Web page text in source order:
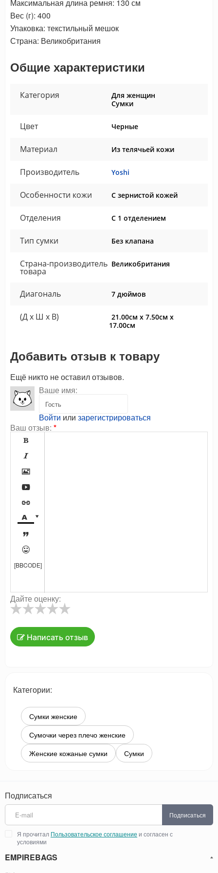
Максимальная длина ремня: 130 см
Вес (г): 400
Упаковка: текстильный мешок
Страна: Великобритания
Общие характеристики
Категория
Для женщин
Сумки
Цвет Черные
Материал Из телячьей кожи
Производитель Yoshi
Особенности кожи С зернистой кожей
Отделения С 1 отделением
Тип сумки Без клапана
Страна-производитель
товара
Великобритания
Диагональ 7 дюймов
(Д x Ш x В)
21.00см x 7.50см x
17.00см
Добавить отзыв к товару
Ещё никто не оставил отзывов.
Ваше имя:
Войти или зарегистрироваться
Ваш отзыв: *









[BBCODE]
Дайте оценку:
Написать отзыв
Категории:
Сумки женские
Сумочки через плечо женские
Женские кожаные сумки
Сумки
Подписаться
Подписаться
Я прочитал Пользовательское соглашение и согласен с
условиями
EMPIREBAGS